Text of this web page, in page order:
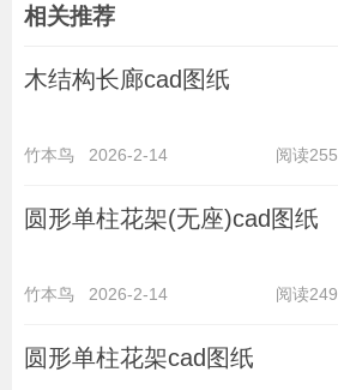
相关推荐
木结构长廊cad图纸
竹本鸟 2026-2-14 阅读255
圆形单柱花架(无座)cad图纸
竹本鸟 2026-2-14 阅读249
圆形单柱花架cad图纸